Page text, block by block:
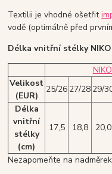
Textilii je vhodné ošetřit
vodě (optimálně před
Délka vnitřní stélky
NIKO
Velikost
(EUR)
25/26 27/28 29/
Délka
vnitřní
stélky
(cm)
17,5 18,8 20,0
Nezapomeňte na